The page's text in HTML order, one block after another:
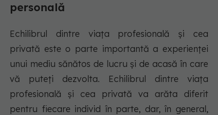
personală
Echilibrul dintre viața profesională și cea
privată este o parte importantă a experienței
unui mediu sănătos de lucru și de acasă în care
vă puteți dezvolta. Echilibrul dintre viața
profesională și cea privată va arăta diferit
pentru fiecare individ în parte, dar, în general,